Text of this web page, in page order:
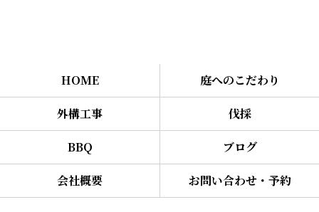
HOME 庭へのこだわり
外構工事 伐採
BBQ ブログ
会社概要 お問い合わせ・予約